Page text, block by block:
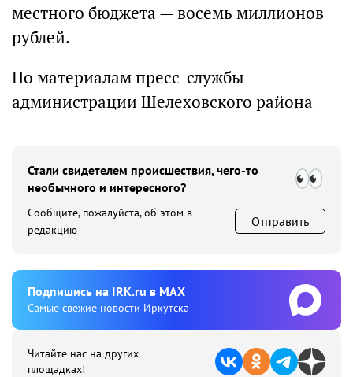
местного бюджета — восемь миллионов
рублей.
По материалам пресс-службы
администрации Шелеховского района
Стали свидетелем происшествия, чего-то
необычного и интересного?
Сообщите, пожалуйста, об этом в
редакцию
Отправить
Подпишиcь на IRK.ru в MAX
Cамые свежие новости Иркутска
Читайте нас на других
площадках!